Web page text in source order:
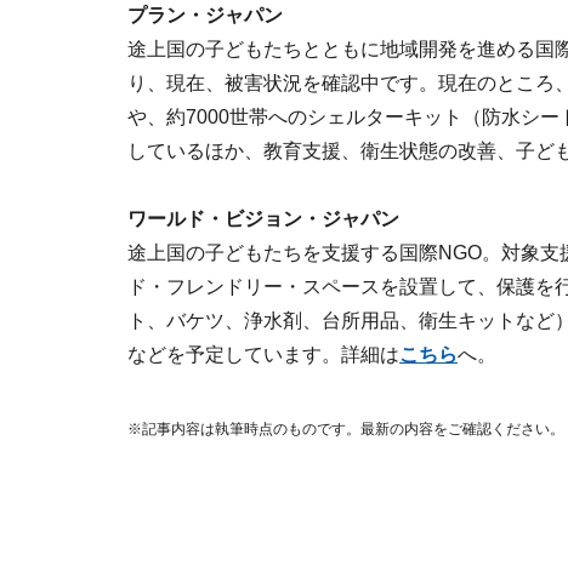
プラン・ジャパン
途上国の子どもたちとともに地域開発を進める国
り、現在、被害状況を確認中です。現在のとこ
や、約7000世帯へのシェルターキット（防水シ
しているほか、教育支援、衛生状態の改善、子ど
ワールド・ビジョン・ジャパン
途上国の子どもたちを支援する国際NGO。対象
ド・フレンドリー・スペースを設置して、保護
ト、バケツ、浄水剤、台所用品、衛生キットな
などを予定しています。詳細はこちらへ。
※記事内容は執筆時点のものです。最新の内容をご確認ください。